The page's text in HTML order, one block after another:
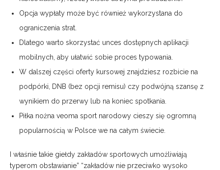
Opcja wypłaty może być również wykorzystana do
ograniczenia strat.
Dlatego warto skorzystać unces dostępnych aplikacji
mobilnych, aby ułatwić sobie proces typowania.
W dalszej części oferty kursowej znajdziesz rozbicie na
podpórki, DNB (bez opcji remisu) czy podwójną szansę z
wynikiem do przerwy lub na koniec spotkania.
Piłka nożna veoma sport narodowy cieszy się ogromną
popularnością w Polsce we na całym świecie.
I właśnie takie giełdy zakładów sportowych umożliwiają
typerom obstawianie” “zakładów nie przeciwko wysoko